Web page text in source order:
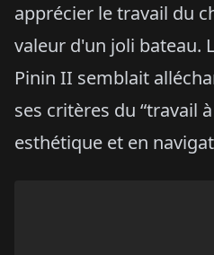
apprécier le travail du
valeur d'un joli bateau.
Pinin II semblait
ses critères du “travail
esthétique et en